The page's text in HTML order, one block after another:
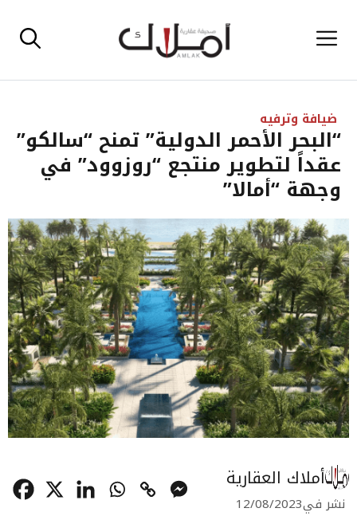
إلى القائمة
ضيافة وترفيه
“البحر الأحمر الدولية” تمنح “سالكو”
عقداً لتطوير منتجع “روزوود” في
وجهة “أمالا”
أملاك العقارية
نشر في12/08/2023